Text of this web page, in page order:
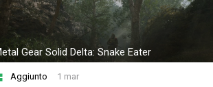
Gear Solid Delta: Snake Eater
Aggiunto 1 mar